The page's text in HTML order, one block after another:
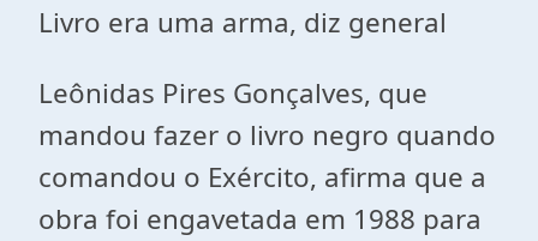
Livro era uma arma, diz general
Leônidas Pires Gonçalves, que
mandou fazer o livro negro quando
comandou o Exército, afirma que a
obra foi engavetada em 1988 para